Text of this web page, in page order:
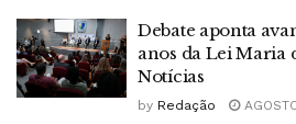
Debate aponta
anos da Lei Maria
Notícias
by Redação